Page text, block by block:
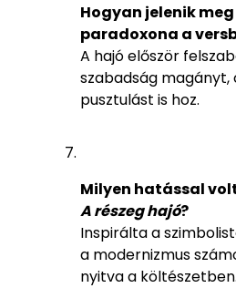
Hogyan jelenik
paradoxona a
A hajó először
szabadság
pusztulást is hoz.
Milyen hatással
A részeg hajó?
Inspirálta a
a modernizmus
nyitva a költészetben.